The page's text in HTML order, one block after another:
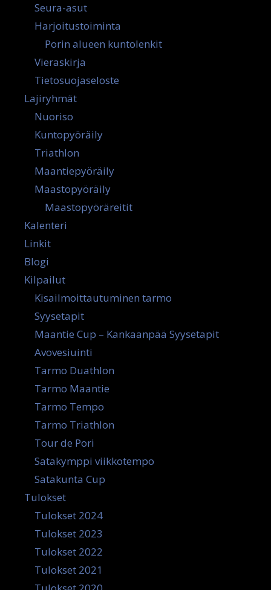
Seura-asut
Harjoitustoiminta
Porin alueen kuntolenkit
Vieraskirja
Tietosuojaseloste
Lajiryhmät
Nuoriso
Kuntopyöräily
Triathlon
Maantiepyöräily
Maastopyöräily
Maastopyöräreitit
Kalenteri
Linkit
Blogi
Kilpailut
Kisailmoittautuminen tarmo
Syysetapit
Maantie Cup – Kankaanpää Syysetapit
Avovesiuinti
Tarmo Duathlon
Tarmo Maantie
Tarmo Tempo
Tarmo Triathlon
Tour de Pori
Satakymppi viikkotempo
Satakunta Cup
Tulokset
Tulokset 2024
Tulokset 2023
Tulokset 2022
Tulokset 2021